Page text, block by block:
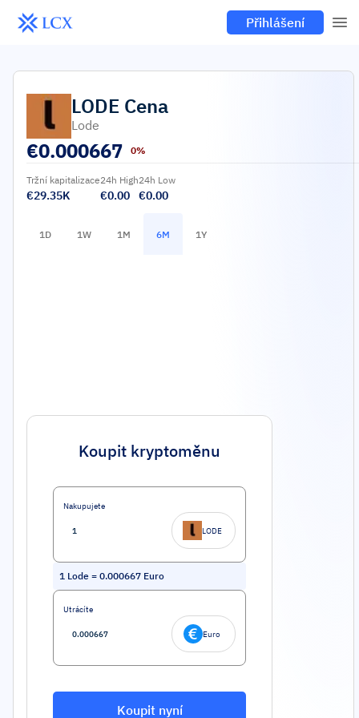
Přihlášení
LODE Cena
Lode
€0.000667 0%
Tržní kapitalizace
€29.35K
24h High
€0.00
24h Low
€0.00
1D 1W 1M 6M 1Y
Koupit kryptoměnu
Nakupujete
LODE
1 Lode = 0.000667 Euro
Utrácíte
Euro
Koupit nyní